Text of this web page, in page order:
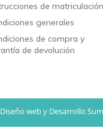
de matriculación
generales
de compra y
de devolución
Diseño weby Desarrollo